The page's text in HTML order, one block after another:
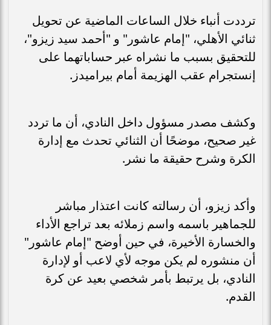
ترددت أنباء خلال الساعات الماضية عن تحويل
ثنائي الأهلي، "إمام عاشور" و "أحمد سيد زيزو"،
للتحقيق بسبب ما نشراه عبر حساباتهما على
إنستجرام عقب الهزيمة أمام بيراميدز.
وكشف مصدر مسؤول داخل النادي، أن ما تردد
غير صحيح، موضحًا أن الثنائي تحدث مع إدارة
الكرة وشرح حقيقة ما نشر.
وأكد زيزو، أن رسالته كانت اعتذار مباشر
للجماهير باسمه واسم زملائه بعد تراجع الأداء
والخسارة الأخيرة، في حين أوضح "إمام عاشور"
أن منشوره لم يكن موجه لأي لاعب أو لإدارة
النادي، بل يرتبط بأمر شخصي بعيد عن كرة
القدم.